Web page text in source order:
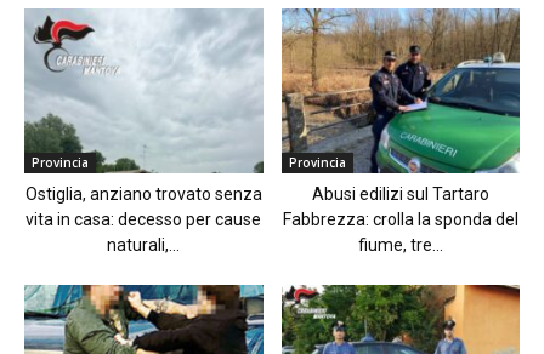
Provincia
Ostiglia, anziano trovato senza
vita in casa: decesso per cause
naturali,...
Provincia
Abusi edilizi sul Tartaro
Fabbrezza: crolla la sponda del
fiume, tre...